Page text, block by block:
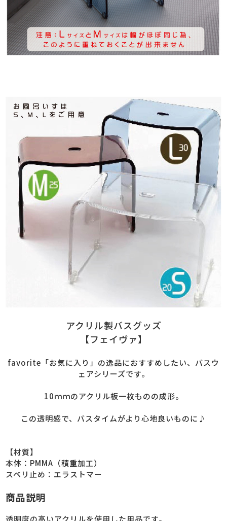
アクリル製バスグッズ
【フェイヴァ】
favorite「お気に入り」の逸品におすすめしたい、バスウ
ェアシリーズです。
10ｍｍのアクリル板一枚ものの成形。
この透明感で、バスタイムがより心地良いものに♪
【材質】
本体：PMMA（積重加工）
スベリ止め：エラストマー
商品説明
透明度の高いアクリルを使用した用品です。